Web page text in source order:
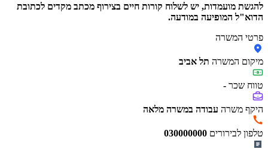
להגשת מועמדות, יש לשלוח קורות חיים בצירוף מכתב מקדים לכתובת
הדוא"ל המופיעה במודעה.
פרטי המשרה
מיקום המשרה תל אביב
טווח שכר -
היקף משרה עבודה במשרה מלאה
טלפון לבירורים 030000000